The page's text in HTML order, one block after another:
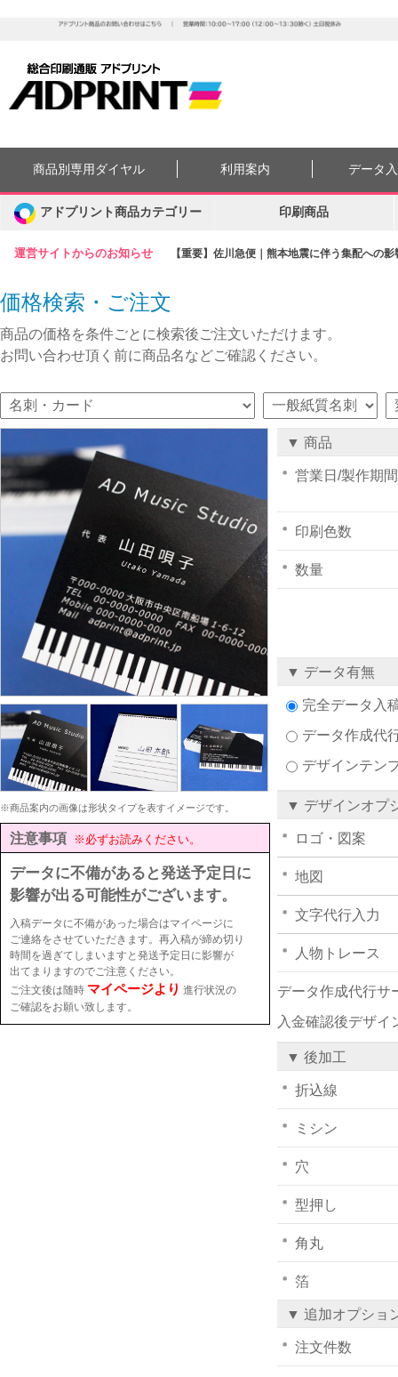
運営サイトからのお知らせ 【重要】佐川急便｜熊本地震に伴う集配への
商品別専用ダイヤル 利用案内 データ
アドプリント商品カテゴリー 印刷商品
価格検索・ご注文
商品の価格を条件ごとに検索後ご注文いただけます。
お問い合わせ頂く前に商品名などご確認ください。
※商品案内の画像は形状タイプを表すイメージです。
注意事項 ※必ずお読みください。
データに不備があると発送予定日に
影響が出る可能性がございます。
入稿データに不備があった場合はマイページに
ご連絡をさせていただきます。再入稿が締め切り
時間を過ぎてしまいますと発送予定日に影響が
出てまりますのでご注意ください。
ご注文後は随時 マイページより 進行状況の
ご確認をお願い致します。
▼ 商品
営業日/製作期間
印刷色数
数量
▼ データ有無
完全データ入
データ作成代
デザインテン
▼ デザインオプ
ロゴ・図案
地図
文字代行入力
人物トレース
データ作成代行サ
入金確認後デザイ
▼ 後加工
折込線
ミシン
穴
型押し
角丸
箔
▼ 追加オプショ
注文件数